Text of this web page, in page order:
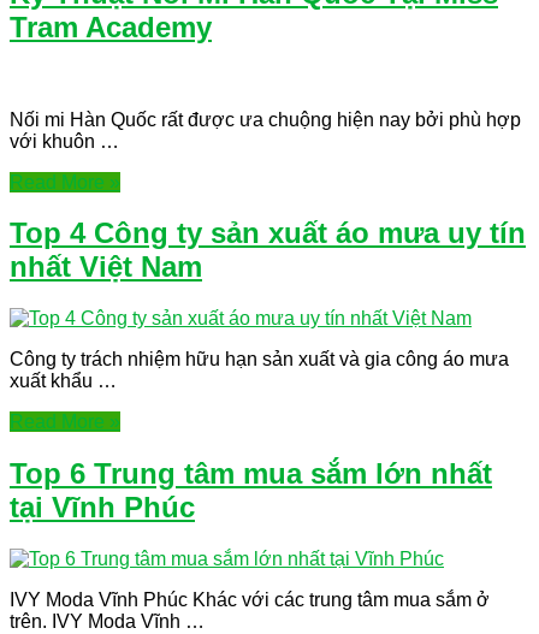
Tram Academy
Nối mi Hàn Quốc rất được ưa chuộng hiện nay bởi phù hợp
với khuôn …
Read More »
Top 4 Công ty sản xuất áo mưa uy tín
nhất Việt Nam
Công ty trách nhiệm hữu hạn sản xuất và gia công áo mưa
xuất khẩu …
Read More »
Top 6 Trung tâm mua sắm lớn nhất
tại Vĩnh Phúc
IVY Moda Vĩnh Phúc Khác với các trung tâm mua sắm ở
trên. IVY Moda Vĩnh …